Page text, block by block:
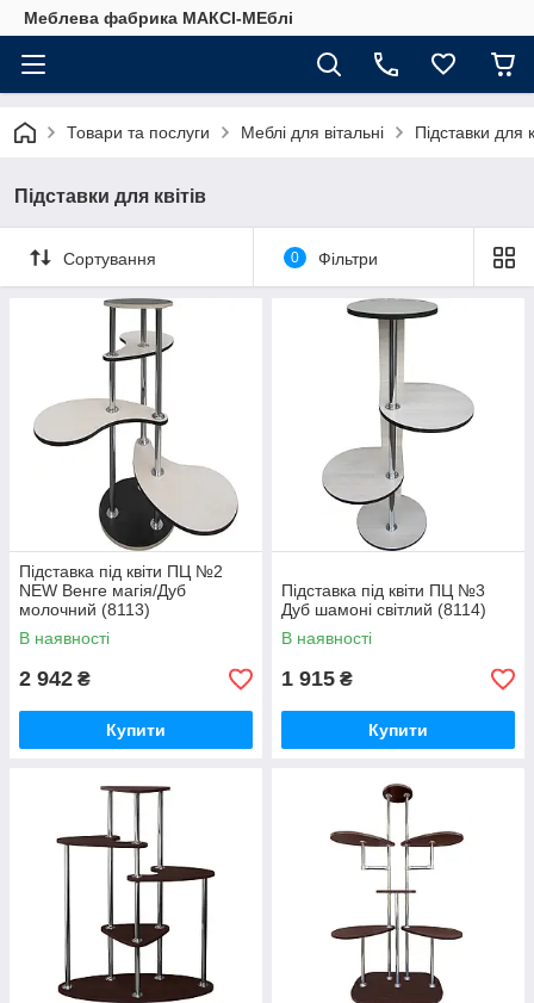
Меблева фабрика МАКСІ-МЕблі
Товари та послуги Меблі для вітальні Підставки для
Підставки для квітів
Сортування 0 Фільтри
Підставка під квіти ПЦ №2
NEW Венге магія/Дуб
молочний (8113)
В наявності
2 942 ₴
Купити
Підставка під квіти ПЦ №3
Дуб шамоні світлий (8114)
В наявності
1 915 ₴
Купити